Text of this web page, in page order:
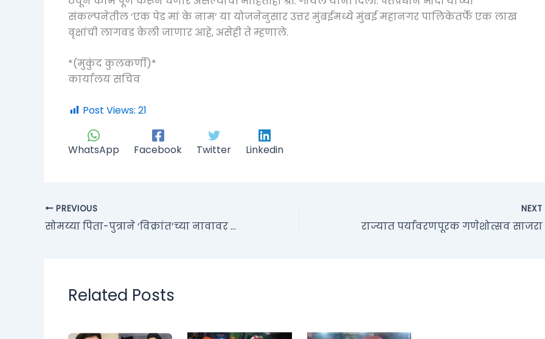
संकल्पनेतील ‘एक पेड मां के नाम’ या योजनेनुसार उत्तर मुंबईमध्ये मुंबई महानगर पालिकेतर्फे एक लाख
वृक्षांची लागवड केली जाणार आहे, असेही ते म्हणाले.
*(मुकुंद कुलकर्णी)*
कार्यालय सचिव
Post Views: 21
WhatsApp Facebook Twitter Linkedin
PREVIOUS
सोमय्या पिता-पुत्राने ‘विक्रांत’च्या नावावर गोळा केलेल्या पैशांचे काय झाले? न्यायालयाचा EOW ला सवाल
NEXT
Related Posts